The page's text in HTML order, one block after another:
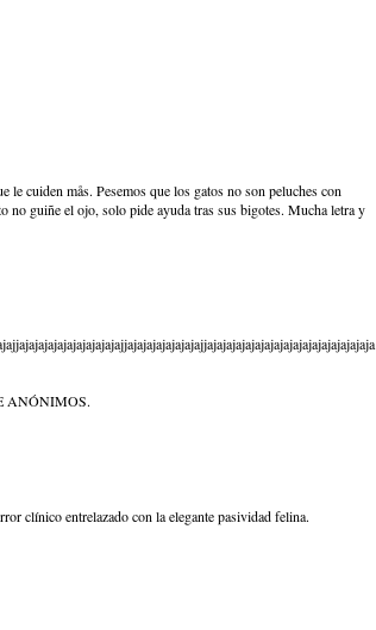
le cuiden mås. Pesemos que los gatos no son peluches con
no guiñe el ojo, solo pide ayuda tras sus bigotes. Mucha letra y
ANÓNIMOS.
clínico entrelazado con la elegante pasividad felina.